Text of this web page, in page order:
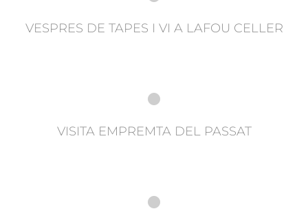
VESPRES DE TAPES I VI A LAFOU CELLER
VISITA EMPREMTA DEL PASSAT